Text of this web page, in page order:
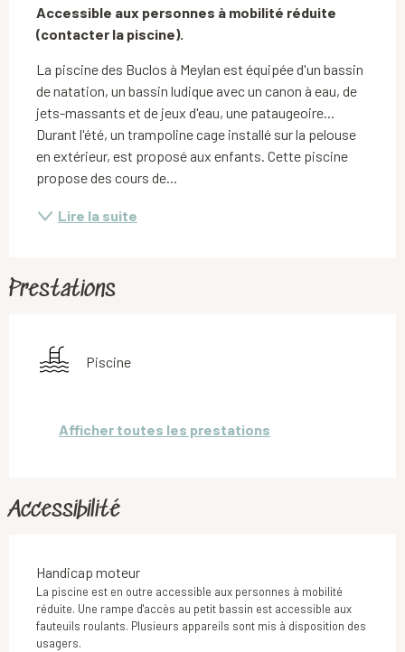
Accessible aux personnes à mobilité réduite
(contacter la piscine).
La piscine des Buclos à Meylan est équipée d'un bassin
de natation, un bassin ludique avec un canon à eau, de
jets-massants et de jeux d'eau, une pataugeoire...
Durant l'été, un trampoline cage installé sur la pelouse
en extérieur, est proposé aux enfants. Cette piscine
propose des cours de...
Lire la suite
Prestations
Piscine
Afficher toutes les prestations
Accessibilité
Handicap moteur
La piscine est en outre accessible aux personnes à mobilité
réduite. Une rampe d'accès au petit bassin est accessible aux
fauteuils roulants. Plusieurs appareils sont mis à disposition des
usagers.